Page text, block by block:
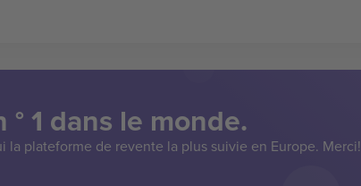
1 dans le monde.
la plateforme de revente la plus suivie en Europe. Merci!